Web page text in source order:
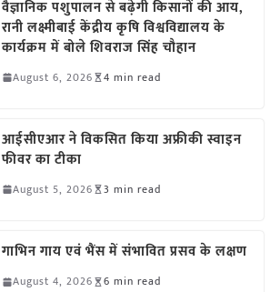
वैज्ञानिक पशुपालन से बढ़ेगी किसानों की आय,
रानी लक्ष्मीबाई केंद्रीय कृषि विश्वविद्यालय के
कार्यक्रम में बोले शिवराज सिंह चौहान
August 6, 2026 4 min read
आईसीएआर ने विकसित किया अफ्रीकी स्वाइन
फीवर का टीका
August 5, 2026 3 min read
गाभिन गाय एवं भैंस में संभावित प्रसव के लक्षण
August 4, 2026 6 min read